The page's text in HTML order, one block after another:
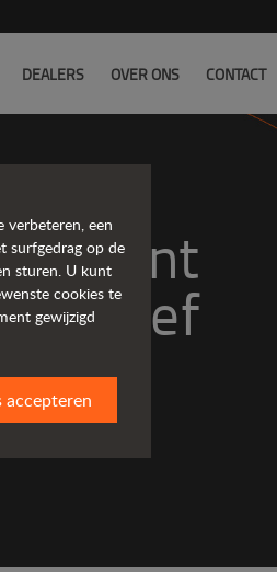
DEALERS OVER ONS CONTACT
verbeteren, een
surfgedrag op de
sturen. U kunt
cookies te
gewijzigd
accepteren